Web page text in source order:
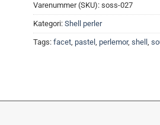
Varenummer (SKU): soss-027
Kategori: Shell perler
Tags: facet, pastel , perlemor, shell ,